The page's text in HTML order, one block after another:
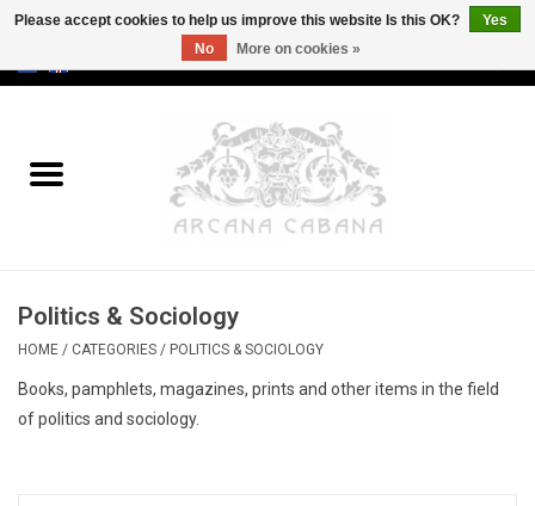
Old & Rare
Erotica
Curio
Politics & Sociology
HOME / CATEGORIES / POLITICS & SOCIOLOGY
Books, pamphlets, magazines, prints and other items in the field
of politics and sociology.
Please accept cookies to help us improve this website Is this OK?
Yes
No
More on cookies »